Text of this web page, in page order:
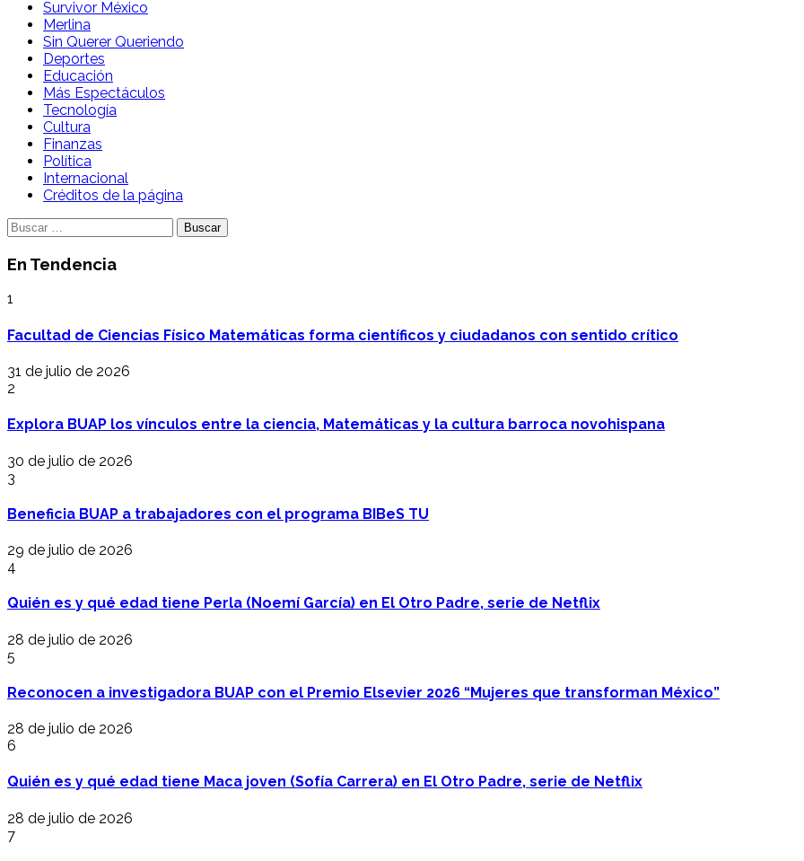
Survivor México
Merlina
Sin Querer Queriendo
Deportes
Educación
Más Espectáculos
Tecnología
Cultura
Finanzas
Política
Internacional
Créditos de la página
Buscar:
En Tendencia
1
Facultad de Ciencias Físico Matemáticas forma científicos y ciudadanos con sentido crítico
31 de julio de 2026
2
Explora BUAP los vínculos entre la ciencia, Matemáticas y la cultura barroca novohispana
30 de julio de 2026
3
Beneficia BUAP a trabajadores con el programa BIBeS TU
29 de julio de 2026
4
Quién es y qué edad tiene Perla (Noemí García) en El Otro Padre, serie de Netflix
28 de julio de 2026
5
Reconocen a investigadora BUAP con el Premio Elsevier 2026 “Mujeres que transforman México”
28 de julio de 2026
6
Quién es y qué edad tiene Maca joven (Sofía Carrera) en El Otro Padre, serie de Netflix
28 de julio de 2026
7